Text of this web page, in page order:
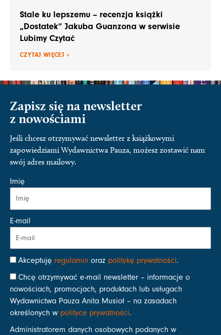
Stale ku lepszemu – recenzja książki
„Dostatek” Jakuba Guanzona w serwisie
Lubimy Czytać
CZYTAJ WIĘCEJ »
Zapisz się na newsletter
z nowościami
Jeśli chcesz otrzymywać newsletter z książkowymi
zapowiedziami Wydawnictwa Pauza, możesz zostawić nam
swój adres mailowy.
Imię
E-mail
Akceptuję regulamin oraz politykę prywatności.
Chcę otrzymywać e-mail newsletter – informacje o
nowościach, promocjach, produktach lub usługach
Wydawnictwa Pauza Anita Musioł – na zasadach
określonych w polityce prywatności.
Administratorem danych osobowych podanych w